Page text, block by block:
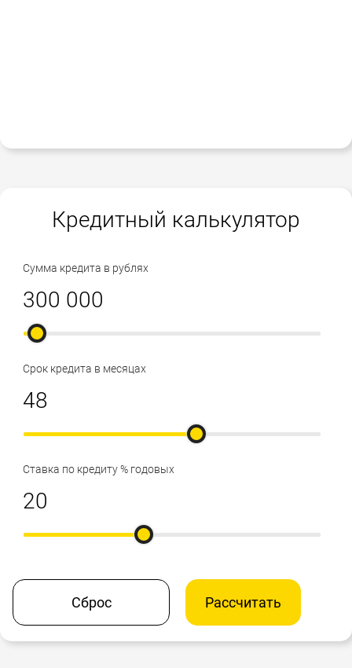
Кредитный калькулятор
Сумма кредита в рублях
Срок кредита в месяцах
Ставка по кредиту % годовых
Сброс Рассчитать